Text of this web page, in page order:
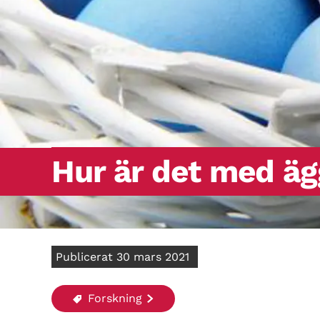
Hur är det med
Publicerat 30 mars 2021
Forskning